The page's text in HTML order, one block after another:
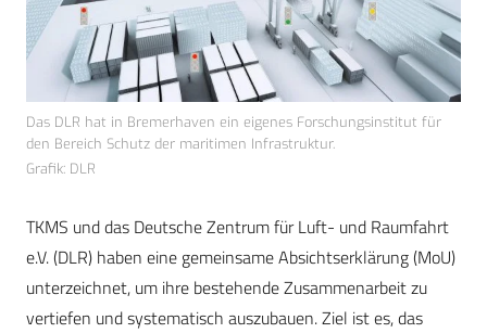
Das DLR hat in Bremerhaven ein eigenes Forschungsinstitut für
den Bereich Schutz der maritimen Infrastruktur.
Grafik: DLR
TKMS und das Deutsche Zentrum für Luft- und Raumfahrt
e.V. (DLR) haben eine gemeinsame Absichtserklärung (MoU)
unterzeichnet, um ihre bestehende Zusammenarbeit zu
vertiefen und systematisch auszubauen. Ziel ist es, das